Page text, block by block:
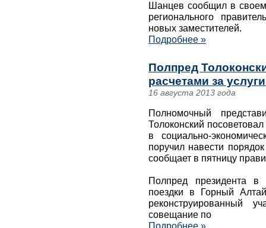
Шанцев сообщил в
регионального
новых заместителей.
Подробнее »
Полпред
расчетами за
16 августа 2013 года
Полномочный
Толоконский
в социально-
поручил навести
сообщает в пятницу
Полпред президента
поездки в Горный
реконструированный
совещание по
Подробнее »